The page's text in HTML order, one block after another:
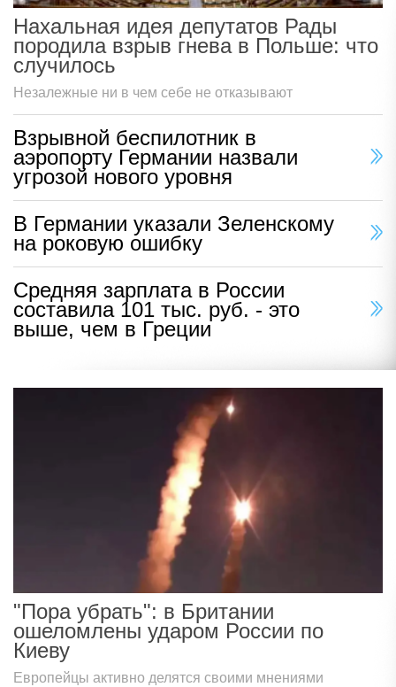
Нахальная идея депутатов Рады
породила взрыв гнева в Польше: что
случилось
Незалежные ни в чем себе не отказывают
Взрывной беспилотник в
аэропорту Германии назвали
угрозой нового уровня
В Германии указали Зеленскому
на роковую ошибку
Средняя зарплата в России
составила 101 тыс. руб. - это
выше, чем в Греции
"Пора убрать": в Британии
ошеломлены ударом России по
Киеву
Европейцы активно делятся своими мнениями